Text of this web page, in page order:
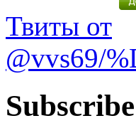
Твиты от
@vvs69/
Subscribe